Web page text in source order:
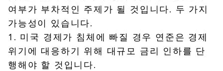
여부가 부차적인 주제가 될 것입니다. 두 가지
가능성이 있습니다.
1. 미국 경제가 침체에 빠질 경우 연준은 경제
위기에 대응하기 위해 대규모 금리 인하를 단
행해야 할 것입니다.